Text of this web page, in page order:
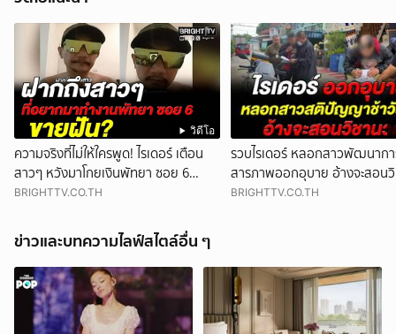
วิดีโอ
ความจริงที่ไม่ให้ใครพูด! ไรเดอร์ เตือน
สาวๆ หวังมาโกยเงินพัทยา ซอย 6
สุดท้ายโดนย้ายร้าน
BRIGHTTV.CO.TH
รวบไรเดอร์ หลอกสาวพัฒนาก
สารภาพออกอุบาย อ้างจะสอน
BRIGHTTV.CO.TH
ข่าวและบทความไลฟ์สไตล์อื่น ๆ